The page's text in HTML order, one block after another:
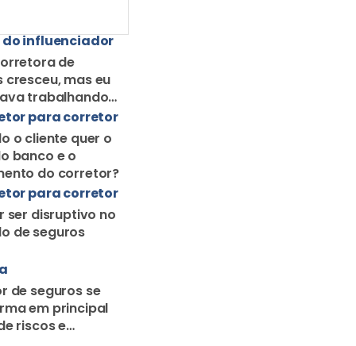
do influenciador
de
cresceu, mas eu
trabalhando
solo
para corretor
o cliente quer o
banco e o
do corretor?
para corretor
ser disruptivo no
de seguros
de seguros se
em principal
riscos e